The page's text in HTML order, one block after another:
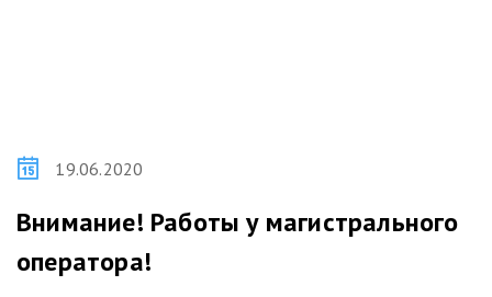
19.06.2020
Внимание! Работы у магистрального
оператора!